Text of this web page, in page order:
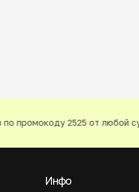
промокоду 2525 от любой
Инфо